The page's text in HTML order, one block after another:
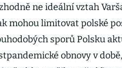
ne ideální vztah
mohou limitovat polské
sporů Polsku
obnovy v